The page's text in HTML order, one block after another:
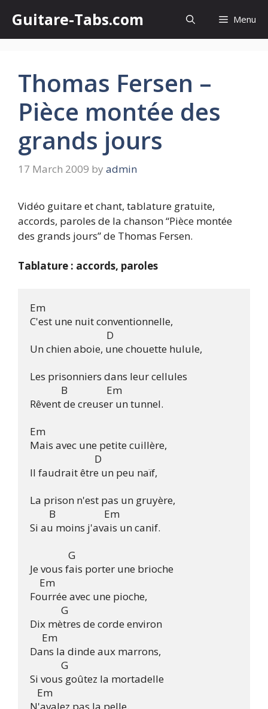
content
Guitare-Tabs.com Menu
Thomas Fersen –
Pièce montée des
grands jours
17 March 2009 by admin
Vidéo guitare et chant, tablature gratuite,
accords, paroles de la chanson “Pièce montée
des grands jours” de Thomas Fersen.
Tablature : accords, paroles
Em
C'est une nuit conventionnelle,
                                D
Un chien aboie, une chouette hulule,
Les prisonniers dans leur cellules
Rêvent de creuser un tunnel.
Em
Mais avec une petite cuillère,
                           D
Il faudrait être un peu naïf,
La prison n'est pas un gruyère,
Si au moins j'avais un canif.
Je vous fais porter une brioche
    Em
Fourrée avec une pioche,
Dix mètres de corde environ
     Em
Dans la dinde aux marrons,
Si vous goûtez la mortadelle
   Em
N'avalez pas la pelle.